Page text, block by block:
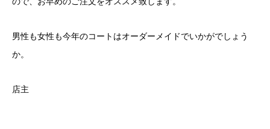
男性も女性も今年のコートはオーダーメイドでいかがでしょう
か。
店主